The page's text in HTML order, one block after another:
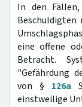
In den
Beschuldigten
eine offene
Betracht.
"Gefährdung
von § 126a
einstweilige